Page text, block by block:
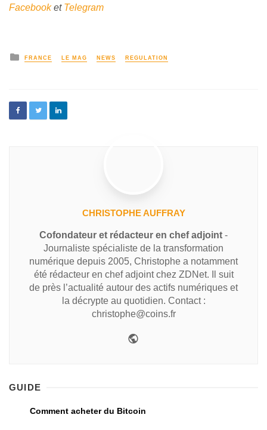
Facebooket Telegram
FRANCE LE MAG NEWS REGULATION
CHRISTOPHE AUFFRAY
Cofondateur et rédacteur en chef adjoint -
Journaliste spécialiste de la transformation
numérique depuis 2005, Christophe a notamment
été rédacteur en chef adjoint chez ZDNet. Il suit
de près l’actualité autour des actifs numériques et
la décrypte au quotidien. Contact :
christophe@coins.fr
GUIDE
Comment acheter du Bitcoin